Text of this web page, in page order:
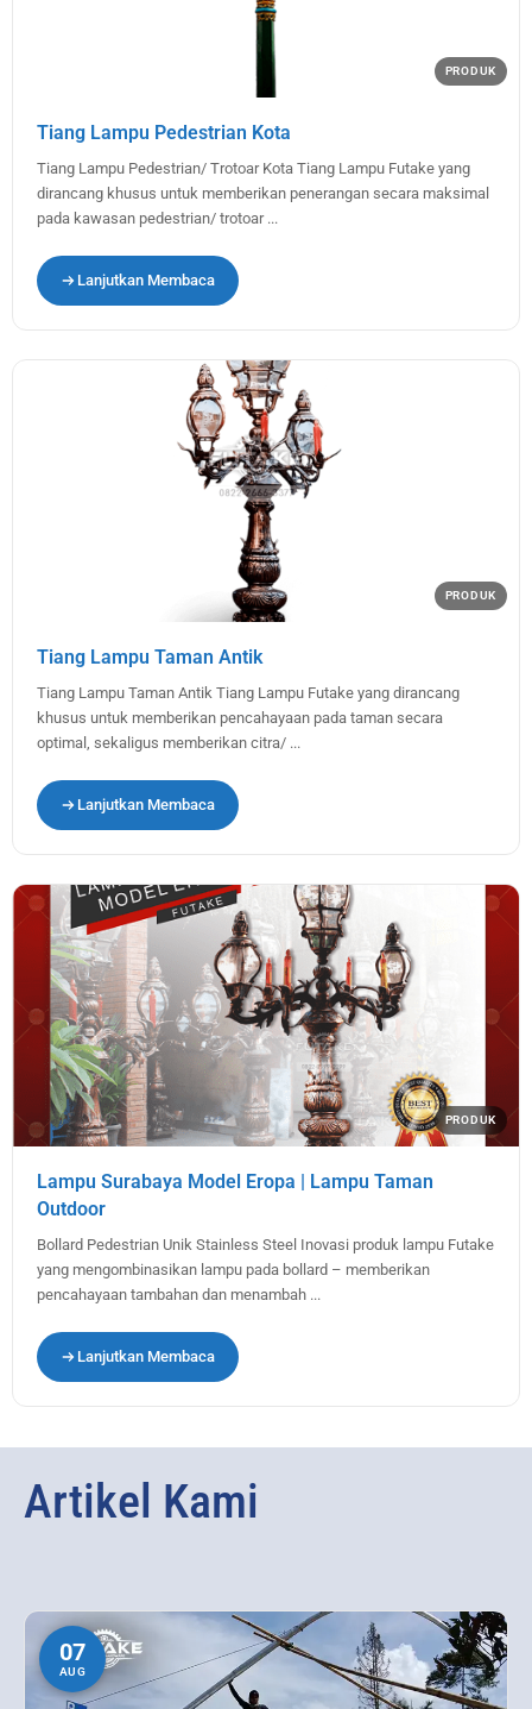
PRODUK
Tiang Lampu Pedestrian Kota
Tiang Lampu Pedestrian/ Trotoar Kota Tiang Lampu Futake yang
dirancang khusus untuk memberikan penerangan secara maksimal
pada kawasan pedestrian/ trotoar ...
Lanjutkan Membaca
PRODUK
Tiang Lampu Taman Antik
Tiang Lampu Taman Antik Tiang Lampu Futake yang dirancang
khusus untuk memberikan pencahayaan pada taman secara
optimal, sekaligus memberikan citra/ ...
Lanjutkan Membaca
PRODUK
Lampu Surabaya Model Eropa | Lampu Taman
Outdoor
Bollard Pedestrian Unik Stainless Steel Inovasi produk lampu Futake
yang mengombinasikan lampu pada bollard – memberikan
pencahayaan tambahan dan menambah ...
Lanjutkan Membaca
Artikel Kami
07
AUG